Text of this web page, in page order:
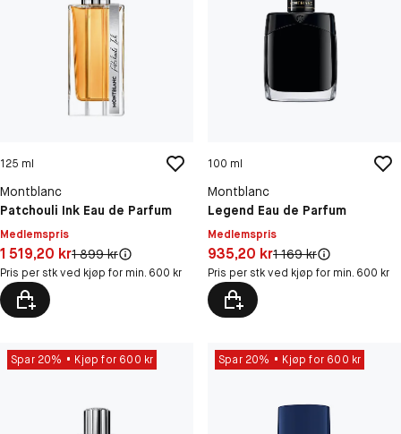
125 ml
Montblanc
Patchouli Ink Eau de Parfum
Medlemspris
Pris: 1 519,20 kr
1 519,20 krOriginal pris:
1 899 kr
Pris per stk ved kjøp for min. 600 kr
100 ml
Montblanc
Legend Eau de Parfum
Medlemspris
Pris: 935,20 kr
935,20 krOriginal pris:
1 169 kr
Pris per stk ved kjøp for min. 600 kr
Spar 20% Kjøp for 600 kr Spar 20% Kjøp for 600 kr